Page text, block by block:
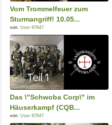
Vom Trommelfeuer zum
Sturmangriff! 10.05...
von: User 87847
Das \"Schwoba Corp\" im
Häuserkampf (CQB...
von: User 87847